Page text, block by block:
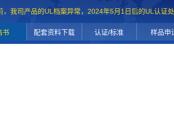
，我司产品的UL档案异常，2024年5月1日后的UL认证
书 配套资料下载 认证/标准 样品申